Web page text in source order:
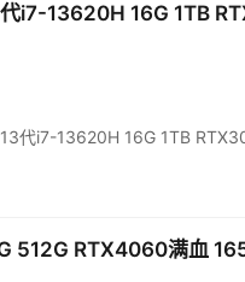
i7-13620H 16G 1TB
代i7-13620H 16G 1TB
512G RTX4060满血